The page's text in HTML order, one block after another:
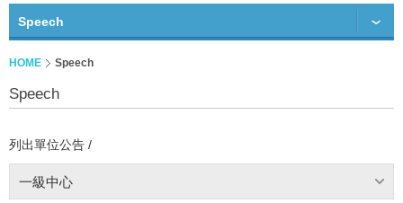
Speech
HOME Speech
Speech
列出單位公告 /
一級中心